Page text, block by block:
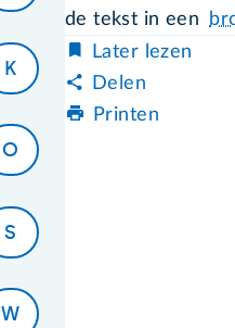
K
O
S
W
de tekst in een
Later lezen
Delen
Printen